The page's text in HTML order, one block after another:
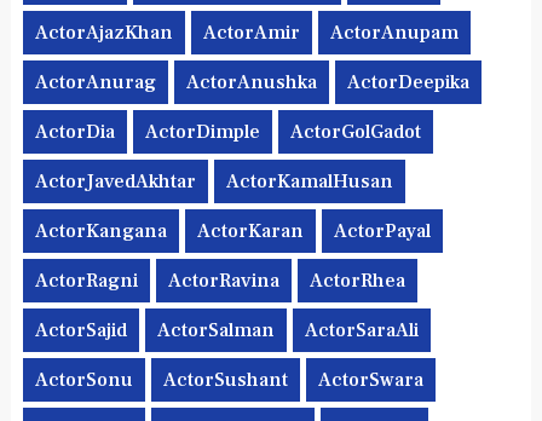
ActorAjazKhan ActorAmir ActorAnupam
ActorAnurag ActorAnushka ActorDeepika
ActorDia ActorDimple ActorGolGadot
ActorJavedAkhtar ActorKamalHusan
ActorKangana ActorKaran ActorPayal
ActorRagni ActorRavina ActorRhea
ActorSajid ActorSalman ActorSaraAli
ActorSonu ActorSushant ActorSwara